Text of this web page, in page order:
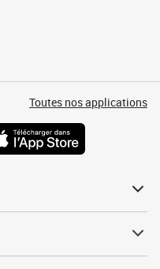
Toutes nos applications